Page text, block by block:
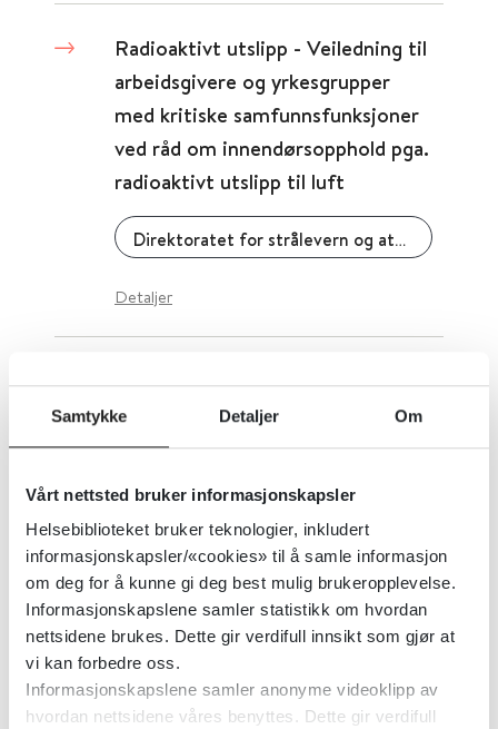
Samtykke Detaljer Om
Vårt nettsted bruker informasjonskapsler
Helsebiblioteket bruker teknologier, inkludert
informasjonskapsler/«cookies» til å samle informasjon
om deg for å kunne gi deg best mulig brukeropplevelse.
Informasjonskapslene samler statistikk om hvordan
nettsidene brukes. Dette gir verdifull innsikt som gjør at
vi kan forbedre oss.
Informasjonskapslene samler anonyme videoklipp av
hvordan nettsidene våres benyttes. Dette gir verdifull
Radioaktivt utslipp - Veiledning til
arbeidsgivere og yrkesgrupper
med kritiske samfunnsfunksjoner
ved råd om innendørsopphold pga.
radioaktivt utslipp til luft
Direktoratet for strålevern og atomsikkerhet
Detaljer
Radiologi og nukleærmedisin -
Terapikapittel T24
Detaljer
Radiologiundervisning -
nettbaserte læringsressurser
Universitetet i Bergen 2015